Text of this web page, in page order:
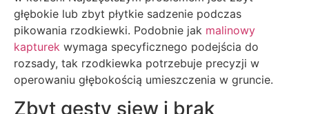
głębokie lub zbyt płytkie sadzenie podczas
pikowania rzodkiewki. Podobnie jak malinowy
kapturek wymaga specyficznego podejścia do
rozsady, tak rzodkiewka potrzebuje precyzji w
operowaniu głębokością umieszczenia w gruncie.
Zbyt gęsty siew i brak